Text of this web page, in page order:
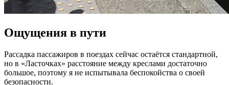
Ощущения в пути
Рассадка пассажиров в поездах сейчас остаётся стандартной,
но в «Ласточках» расстояние между креслами достаточно
большое, поэтому я не испытывала беспокойства о своей
безопасности.